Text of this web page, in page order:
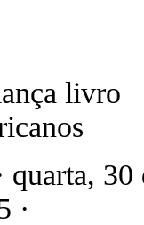
livro
quarta, 30
·